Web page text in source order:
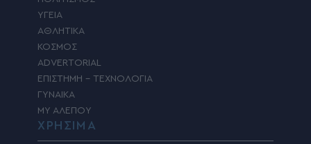
ΥΓΕΙΑ
ΑΘΛΗΤΙΚΑ
ΚΟΣΜΟΣ
ADVERTORIAL
ΕΠΙΣΤΗΜΗ – ΤΕΧΝΟΛΟΓΙΑ
ΓΥΝΑΙΚΑ
MY ΑΛΕΠΟΥ
ΧΡΗΣΙΜΑ